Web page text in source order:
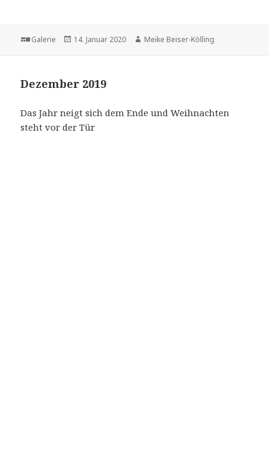
Format
Galerie
Veröffentlicht
14. Januar 2020 Autor
Meike Beiser-Kölling
Dezember 2019
Das Jahr neigt sich dem Ende und Weihnachten
steht vor der Tür